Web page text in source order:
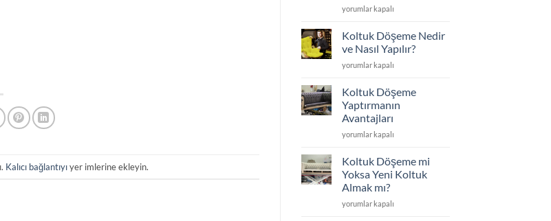
Kalıcı bağlantıyıyer imlerine ekleyin.
Koltuk
Hakkında
Edilenler
için
yorumlar kapalı
Koltuk Döşeme Nedir
ve Nasıl Yapılır?
Koltuk
Nedir
Nasıl
Yapılır?
için
yorumlar kapalı
Koltuk Döşeme
Yaptırmanın
Avantajları
Koltuk
Yaptırmanın
için
yorumlar kapalı
Koltuk Döşeme mi
Yoksa Yeni Koltuk
Almak mı?
Koltuk
yorumlar kapalı